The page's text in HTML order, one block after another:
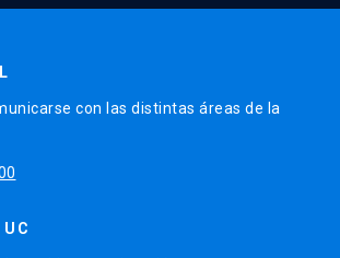
con las distintas áreas de la